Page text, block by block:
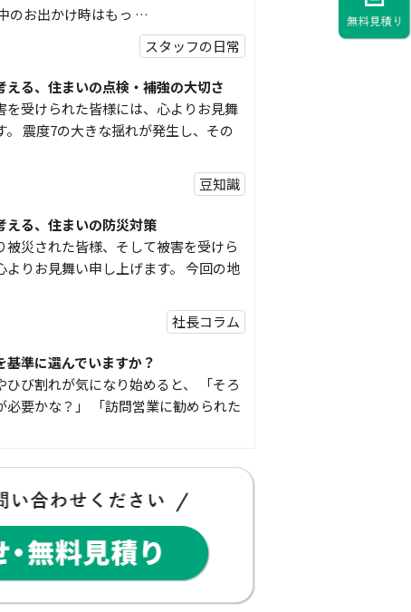
のお出かけ時はもっ …
スタッフの日常
える、住まいの点検・補強の大切さ
を受けられた皆様には、心よりお見舞
。 震度7の大きな揺れが発生し、その
豆知識
える、住まいの防災対策
被災された皆様、そして被害を受けら
よりお見舞い申し上げます。 今回の地
社長コラム
基準に選んでいますか？
ひび割れが気になり始めると、 「そろ
必要かな？」 「訪問営業に勧められた
物
ちゃんです 少し前になりますが購
物を ご紹介したいと思 …
スタッフの日常